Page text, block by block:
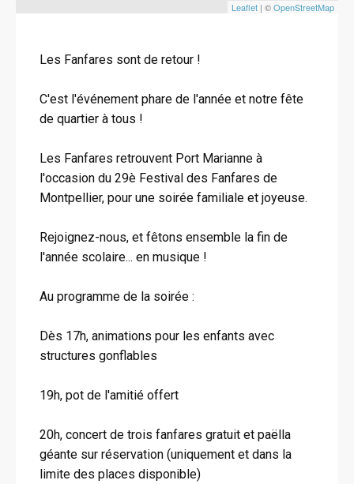
Leaflet | ©OpenStreetMap
Les Fanfares sont de retour !
C'est l'événement phare de l'année et notre fête
de quartier à tous !
Les Fanfares retrouvent Port Marianne à
l'occasion du 29è Festival des Fanfares de
Montpellier, pour une soirée familiale et joyeuse.
Rejoignez-nous, et fêtons ensemble la fin de
l'année scolaire... en musique !
Au programme de la soirée :
Dès 17h, animations pour les enfants avec
structures gonflables
19h, pot de l'amitié offert
20h, concert de trois fanfares gratuit et paëlla
géante sur réservation (uniquement et dans la
limite des places disponible)